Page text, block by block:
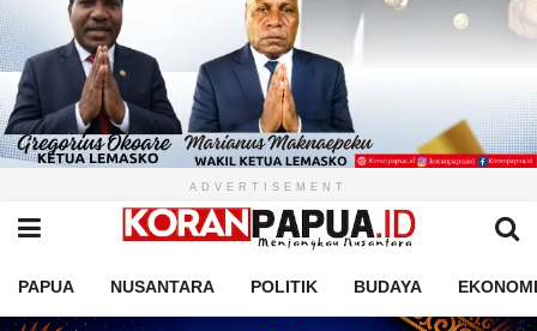
ADVERTISEMENT
PAPUA NUSANTARA POLITIK BUDAYA EKONOMI